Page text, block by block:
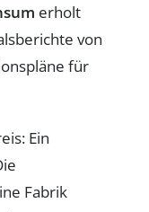
erholt
von
für
Ein
Fabrik